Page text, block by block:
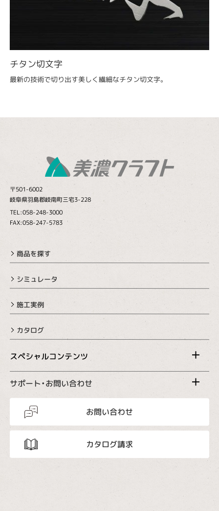
チタン切文字
最新の技術で切り出す美しく繊細なチタン切文字。
〒501-6002
岐阜県羽島郡岐南町三宅3-228
TEL:058-248-3000
FAX:058-247-5783
商品を探す
シミュレータ
施工実例
カタログ
スペシャルコンテンツ
サポート・お問い合わせ
お問い合わせ
カタログ請求